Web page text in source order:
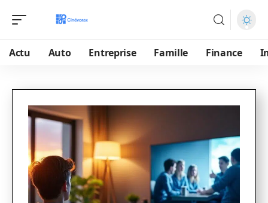
Actu Auto Entreprise Famille Finance